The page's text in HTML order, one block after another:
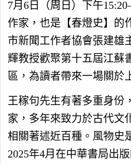
7月6日（周日）下午
作家，也是【春燈史】的
市新聞工作者協會張建雄
輝教授歡聚第十五屆江蘇
區，為讀者帶來一場關於
王稼句先生有著多重身份
家，多年來致力於古代文
相關著述近百種。風物史
2025年4月在中華書局出